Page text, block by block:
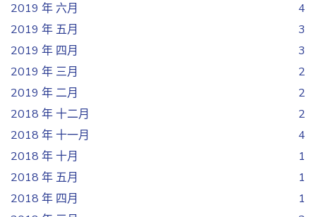
2019 年 六月
4
2019 年 五月
3
2019 年 四月
3
2019 年 三月
2
2019 年 二月
2
2018 年 十二月
2
2018 年 十一月
4
2018 年 十月
1
2018 年 五月
1
2018 年 四月
1